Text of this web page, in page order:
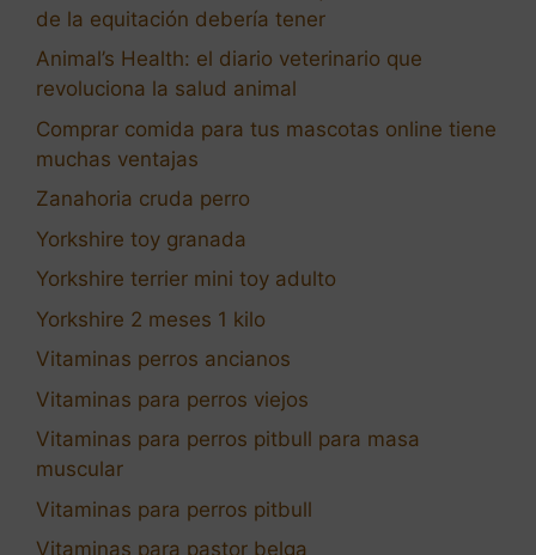
de la equitación debería tener
Animal’s Health: el diario veterinario que
revoluciona la salud animal
Comprar comida para tus mascotas online tiene
muchas ventajas
Zanahoria cruda perro
Yorkshire toy granada
Yorkshire terrier mini toy adulto
Yorkshire 2 meses 1 kilo
Vitaminas perros ancianos
Vitaminas para perros viejos
Vitaminas para perros pitbull para masa
muscular
Vitaminas para perros pitbull
Vitaminas para pastor belga